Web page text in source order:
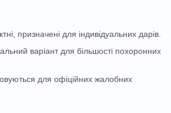
призначені для індивідуальних дарів.
варіант для більшості похоронних
для офіційних жалобних